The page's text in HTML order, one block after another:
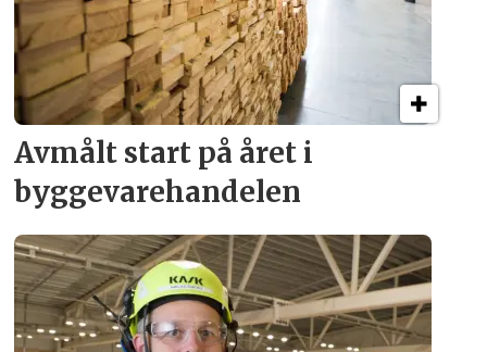
Avmålt start på året i
byggevare­handelen